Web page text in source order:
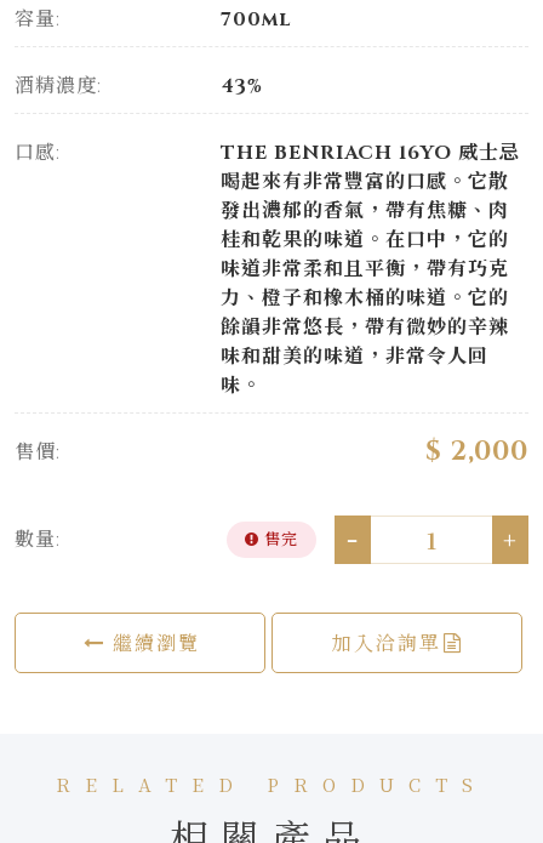
容量: 700ml
酒精濃度: 43%
口感:
THE BENRIACH 16YO 威士忌
喝起來有非常豐富的口感。它散
發出濃郁的香氣，帶有焦糖、肉
桂和乾果的味道。在口中，它的
味道非常柔和且平衡，帶有巧克
力、橙子和橡木桶的味道。它的
餘韻非常悠長，帶有微妙的辛辣
味和甜美的味道，非常令人回
味。
售價: $ 2,000
數量: 售完 - +
繼續瀏覽 加入洽詢單
RELATED PRODUCTS